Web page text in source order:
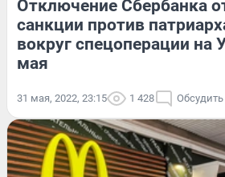
Отключение Сбербанка
санкции против
вокруг спецоперации на
мая
31 мая, 2022, 23:15 1 428 Обсудить